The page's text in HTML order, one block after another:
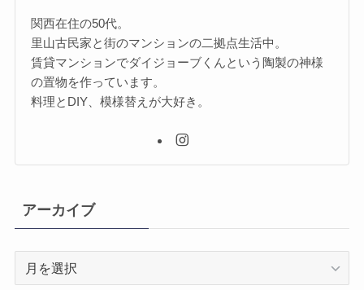
関西在住の50代。
里山古民家と街のマンションの二拠点生活中。
賃貸マンションでダイジョーブくんという陶製の神様
の置物を作っています。
料理とDIY、模様替えが大好き。
アーカイブ